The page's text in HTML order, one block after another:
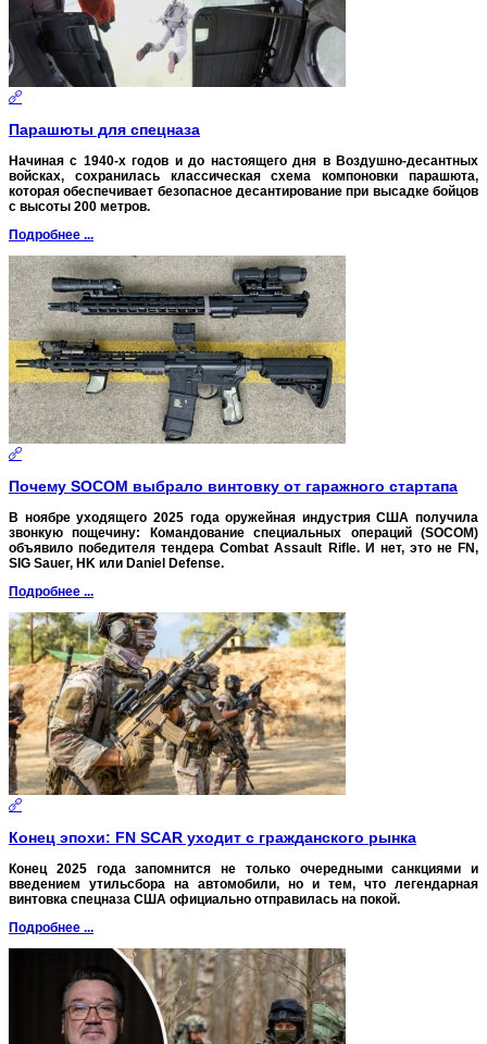
Парашюты для спецназа
Начиная с 1940-х годов и до настоящего дня в Воздушно-десантных
войсках, сохранилась классическая схема компоновки парашюта,
которая обеспечивает безопасное десантирование при высадке бойцов
с высоты 200 метров.
Подробнее ...
Почему SOCOM выбрало винтовку от гаражного стартапа
В ноябре уходящего 2025 года оружейная индустрия США получила
звонкую пощечину: Командование специальных операций (SOCOM)
объявило победителя тендера Combat Assault Rifle. И нет, это не FN,
SIG Sauer, HK или Daniel Defense.
Подробнее ...
Конец эпохи: FN SCAR уходит с гражданского рынка
Конец 2025 года запомнится не только очередными санкциями и
введением утильсбора на автомобили, но и тем, что легендарная
винтовка спецназа США официально отправилась на покой.
Подробнее ...